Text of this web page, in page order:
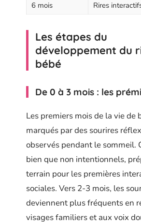
6 mois
Rires
Les étapes du
développement du
bébé
De 0 à 3 mois : les
Les premiers mois de la vie de
marqués par des sourires
observés pendant le sommeil.
bien que non intentionnels,
terrain pour les premières
sociales. Vers 2-3 mois, les
deviennent plus fréquents en
visages familiers et aux voix